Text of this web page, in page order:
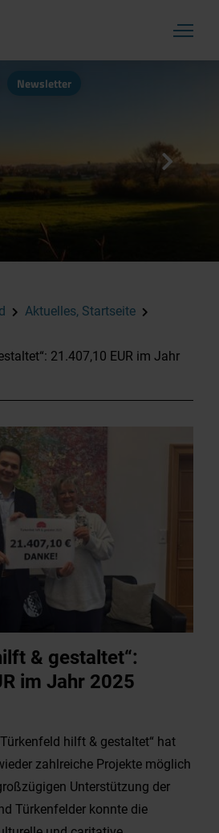
Newsletter
Aktuelles, Startseite
21.407,10 EUR im Jahr
& gestaltet“:
im Jahr 2025
hilft & gestaltet“ hat
zahlreiche Projekte möglich
Unterstützung der
Türkenfelder konnte die